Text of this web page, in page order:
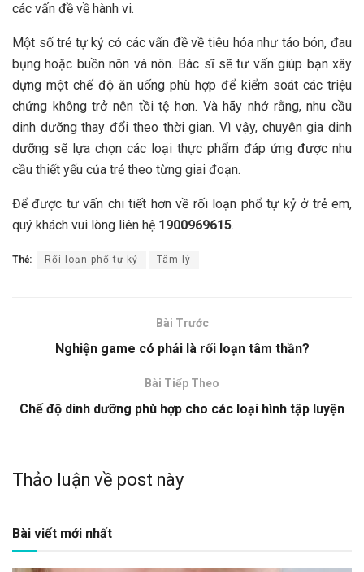
các vấn đề về hành vi.
Một số trẻ tự kỷ có các vấn đề về tiêu hóa như táo bón, đau
bụng hoặc buồn nôn và nôn. Bác sĩ sẽ tư vấn giúp bạn xây
dựng một chế độ ăn uống phù hợp để kiểm soát các triệu
chứng không trở nên tồi tệ hơn. Và hãy nhớ rằng, nhu cầu
dinh dưỡng thay đổi theo thời gian. Vì vậy, chuyên gia dinh
dưỡng sẽ lựa chọn các loại thực phẩm đáp ứng được nhu
cầu thiết yếu của trẻ theo từng giai đoạn.
Để được tư vấn chi tiết hơn về rối loạn phổ tự kỷ ở trẻ em,
quý khách vui lòng liên hệ 1900969615.
Thẻ: Rối loạn phổ tự kỷ Tâm lý
Bài Trước
Nghiện game có phải là rối loạn tâm thần?
Bài Tiếp Theo
Chế độ dinh dưỡng phù hợp cho các loại hình tập luyện
Thảo luận về post này
Bài viết mới nhất